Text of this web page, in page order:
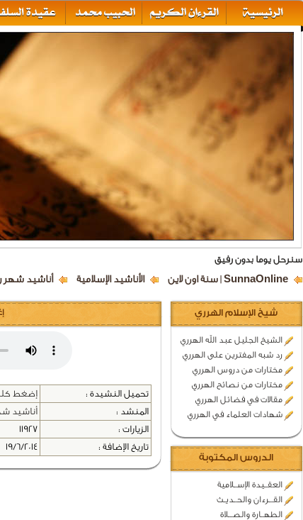
سنرحل يوما بدون رفيق
SunnaOnline | سنة اون لاين الأناشيد الإسلامية أناشيد شهر
شيخ الإسلام الهرري
الشيخ الجليل عبد الله الهرري
رد شبه المفترين على الهرري
مختارات من دروس الهرري
مختارات من نصائح الهرري
مقالات في فضائل الهرري
شهادات العلماء في الهرري
الدروس المكتوبة
العقــيدة الإســلامية
القـــرءان والحــديـث
الطهــارة والصـــلاة
تحميل النشيدة :
إضغط
المنشد :
أناشيد
الزيارات :
11927
تاريخ الإضافة :
19/6/2014